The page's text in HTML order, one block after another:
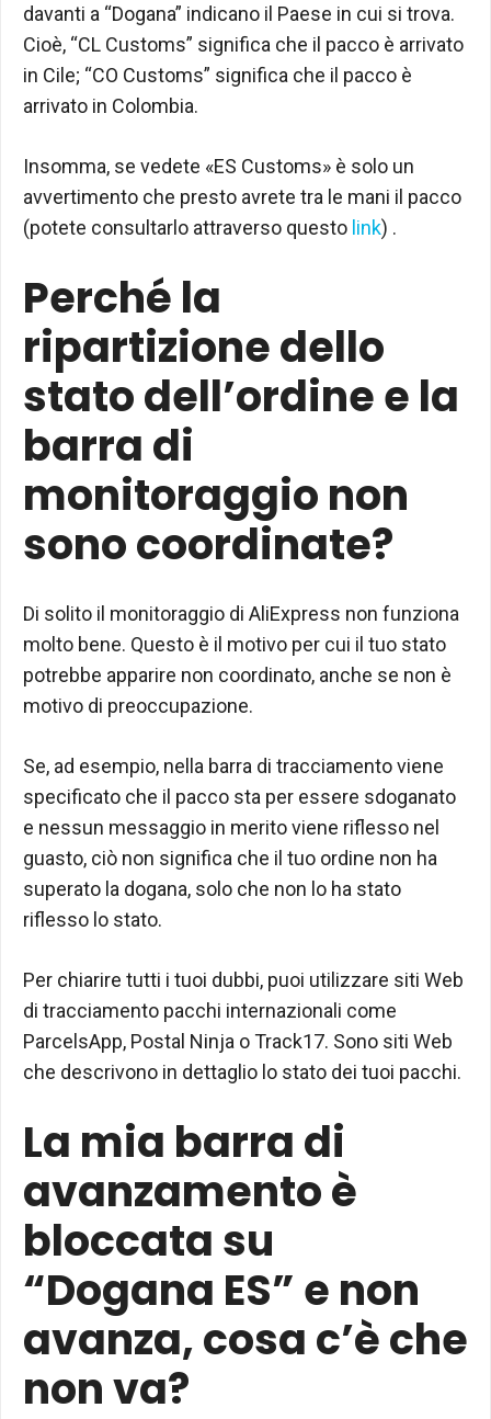
davanti a “Dogana” indicano il Paese in cui si trova.
Cioè, “CL Customs” significa che il pacco è arrivato
in Cile; “CO Customs” significa che il pacco è
arrivato in Colombia.
Insomma, se vedete «ES Customs» è solo un
avvertimento che presto avrete tra le mani il pacco
(potete consultarlo attraverso questo link) .
Perché la
ripartizione dello
stato dell’ordine e la
barra di
monitoraggio non
sono coordinate?
Di solito il monitoraggio di AliExpress non funziona
molto bene. Questo è il motivo per cui il tuo stato
potrebbe apparire non coordinato, anche se non è
motivo di preoccupazione.
Se, ad esempio, nella barra di tracciamento viene
specificato che il pacco sta per essere sdoganato
e nessun messaggio in merito viene riflesso nel
guasto, ciò non significa che il tuo ordine non ha
superato la dogana, solo che non lo ha stato
riflesso lo stato.
Per chiarire tutti i tuoi dubbi, puoi utilizzare siti Web
di tracciamento pacchi internazionali come
ParcelsApp, Postal Ninja o Track17. Sono siti Web
che descrivono in dettaglio lo stato dei tuoi pacchi.
La mia barra di
avanzamento è
bloccata su
“Dogana ES” e non
avanza, cosa c’è che
non va?